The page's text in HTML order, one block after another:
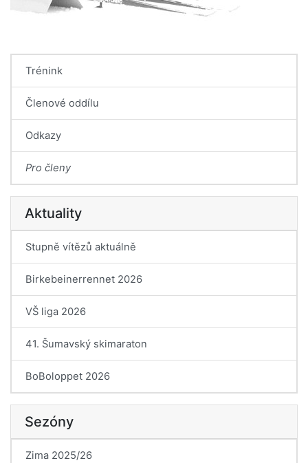
Trénink
Členové oddílu
Odkazy
Pro členy
Aktuality
Stupně vítězů aktuálně
Birkebeinerrennet 2026
VŠ liga 2026
41. Šumavský skimaraton
BoBoloppet 2026
Sezóny
Zima 2025/26